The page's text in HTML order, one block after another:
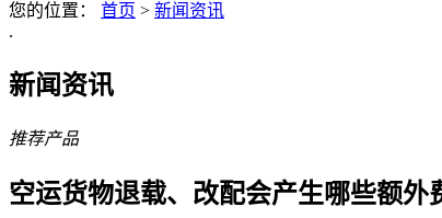
您的位置： 首页 > 新闻资讯
.
新闻资讯
推荐产品
空运货物退载、改配会产生哪些额外